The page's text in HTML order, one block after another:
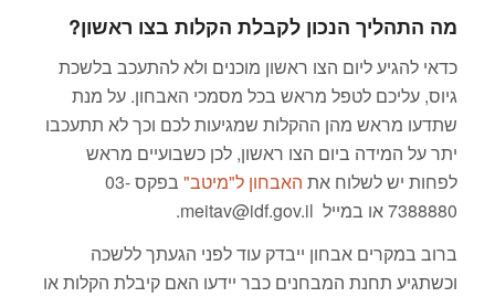
מה התהליך הנכון לקבלת הקלות בצו ראשון?
כדאי להגיע ליום הצו ראשון מוכנים ולא להתעכב בלשכת
גיוס, עליכם לטפל מראש בכל מסמכי האבחון. על מנת
שתדעו מראש מהן ההקלות שמגיעות לכם וכך לא תתעכבו
יתר על המידה ביום הצו ראשון, לכן כשבועיים מראש
לפחות יש לשלוח את האבחון ל"מיטב"
בפקס 03-
7388880 או במייל
meitav@idf.gov.il
.
ברוב במקרים אבחון ייבדק עוד לפני הגעתך ללשכה
וכשתגיע תחנת המבחנים כבר יידעו האם קיבלת הקלות או